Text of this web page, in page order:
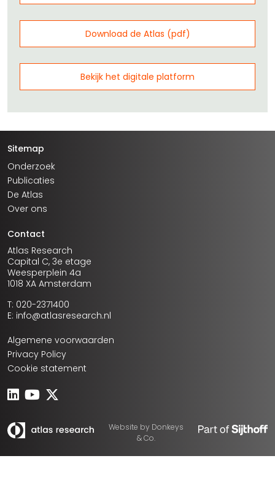
Download de Atlas (pdf)
Bekijk het digitale platform
Sitemap
Onderzoek
Publicaties
De Atlas
Over ons
Contact
Atlas Research
Capital C, 3e etage
Weesperplein 4a
1018 XA Amsterdam
T: 020-2371400
E: info@atlasresearch.nl
Algemene voorwaarden
Privacy Policy
Cookie statement
Website by Donkeys
& Co.